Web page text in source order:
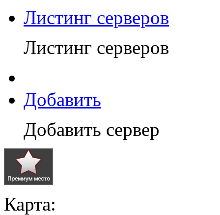
Листинг серверов
Листинг серверов
Добавить
Добавить сервер
Карта: